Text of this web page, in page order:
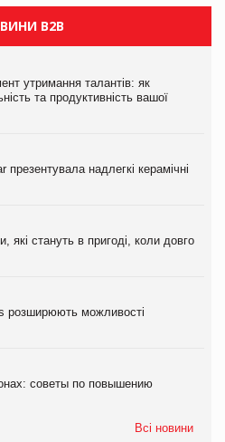
B2B
утримання талантів: як
та продуктивність вашої
надлегкі керамічні
які стануть в пригоді, коли довго
розширюють можливості
советы по повышению
Всі новини